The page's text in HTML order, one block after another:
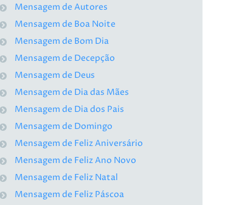
Mensagem de Autores
Mensagem de Boa Noite
Mensagem de Bom Dia
Mensagem de Decepção
Mensagem de Deus
Mensagem de Dia das Mães
Mensagem de Dia dos Pais
Mensagem de Domingo
Mensagem de Feliz Aniversário
Mensagem de Feliz Ano Novo
Mensagem de Feliz Natal
Mensagem de Feliz Páscoa